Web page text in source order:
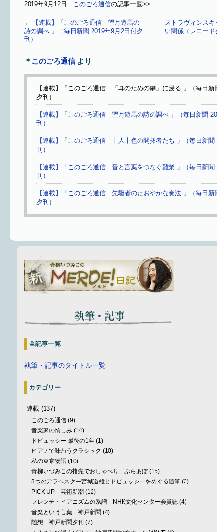
2019年9月12日 このごろ通信の記事一覧>>
←
【連載】「このごろ通信 望月遊馬の
詩の調べ 」（毎日新聞 2019年9月2日付夕
刊）
ストラヴィンス
い関係（レコー
＊ このごろ通信より
【連載】「このごろ通信 「耳のための劇」に浸る 」（毎日新
夕刊）
【連載】「このごろ通信 望月遊馬の詩の調べ 」（毎日新聞
刊）
【連載】「このごろ通信 十人十色の開拓者たち 」（毎日新聞
刊）
【連載】「このごろ通信 音と言葉をつなぐ難業 」（毎日新聞
刊）
【連載】「このごろ通信 先駆者のたおやかな奏法 」（毎日新
夕刊）
全記事一覧
執筆・記事のタイトル一覧
カテゴリー
連載 (137)
このごろ通信 (9)
音楽家の愉しみ (14)
ドビュッシー 最後の1年 (1)
ピアノで味わうクラシック (10)
私の東京物語 (10)
青柳いづみこの指先でおしゃべり ぶらあぼ(15)
3つのアラベスク—宮城道雄とドビュッシーをめぐる随筆 (3)
PICK UP 芸術新潮 (12)
フレンチ・ピアニズムの系譜 NHK文化センター会員誌 (4)
音楽という言葉 神戸新聞 (4)
随想 神戸新聞夕刊 (7)